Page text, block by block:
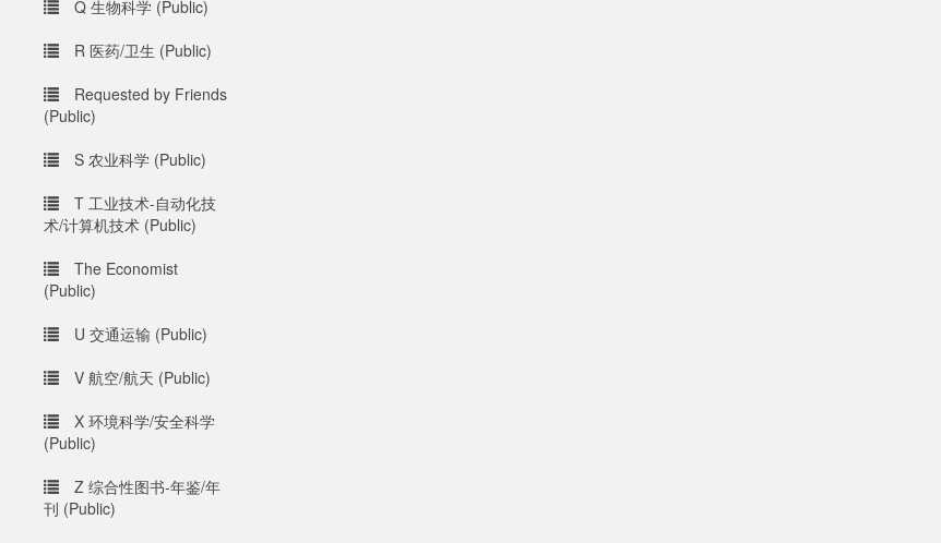
Q 生物科学 (Public)
R 医药/卫生 (Public)
Requested by Friends
(Public)
S 农业科学 (Public)
T 工业技术-自动化技
术/计算机技术 (Public)
The Economist
(Public)
U 交通运输 (Public)
V 航空/航天 (Public)
X 环境科学/安全科学
(Public)
Z 综合性图书-年鉴/年
刊 (Public)